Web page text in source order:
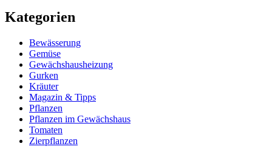
Kategorien
Bewässerung
Gemüse
Gewächshausheizung
Gurken
Kräuter
Magazin & Tipps
Pflanzen
Pflanzen im Gewächshaus
Tomaten
Zierpflanzen